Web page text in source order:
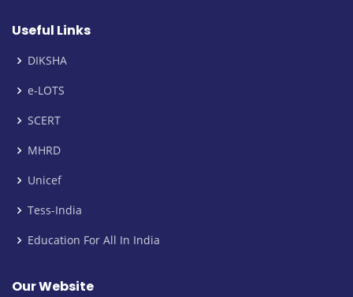
Useful Links
DIKSHA
e-LOTS
SCERT
MHRD
Unicef
Tess-India
Education For All In India
Our Website